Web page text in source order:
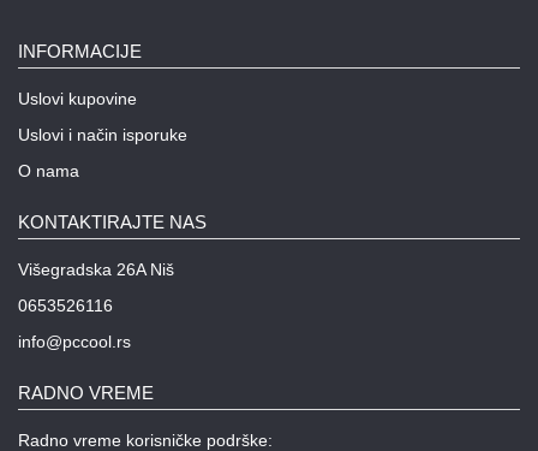
INFORMACIJE
Uslovi kupovine
Uslovi i način isporuke
O nama
KONTAKTIRAJTE NAS
Višegradska 26A Niš
0653526116
info@pccool.rs
RADNO VREME
Radno vreme korisničke podrške: